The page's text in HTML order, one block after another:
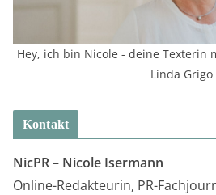
Hey, ich bin Nicole - deine Texterin
Linda Grigo
Kontakt
NicPR – Nicole Isermann
Online-Redakteurin, PR-